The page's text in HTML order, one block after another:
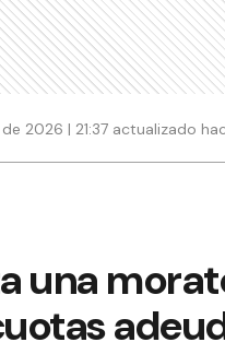
2026 | 21:37 actualizado
una